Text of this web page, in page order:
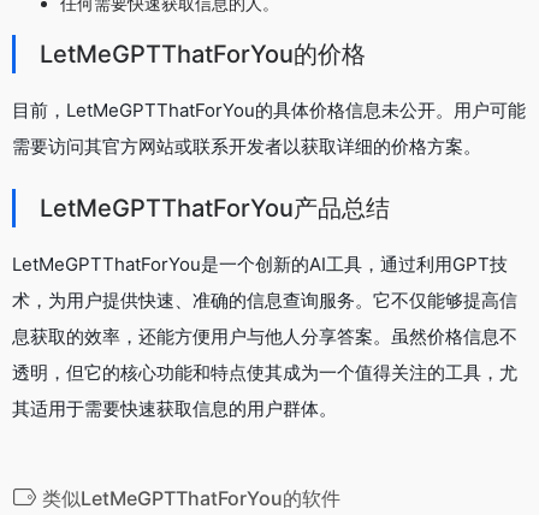
LetMeGPTThatForYou的价格
目前，LetMeGPTThatForYou的具体价格信息未公开。用户可能
需要访问其官方网站或联系开发者以获取详细的价格方案。
LetMeGPTThatForYou产品总结
LetMeGPTThatForYou是一个创新的AI工具，通过利用GPT技
术，为用户提供快速、准确的信息查询服务。它不仅能够提高信
息获取的效率，还能方便用户与他人分享答案。虽然价格信息不
透明，但它的核心功能和特点使其成为一个值得关注的工具，尤
其适用于需要快速获取信息的用户群体。
类似LetMeGPTThatForYou的软件